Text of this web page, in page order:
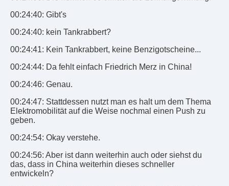
00:24:40: Gibt's
00:24:40: kein Tankrabbert?
00:24:41: Kein Tankrabbert, keine Benzigotscheine...
00:24:44: Da fehlt einfach Friedrich Merz in China!
00:24:46: Genau.
00:24:47: Stattdessen nutzt man es halt um dem Thema
Elektromobilität auf die Weise nochmal einen Push zu
geben.
00:24:54: Okay verstehe.
00:24:56: Aber ist dann weiterhin auch oder siehst du
das, dass in China weiterhin dieses schneller
entwickeln?